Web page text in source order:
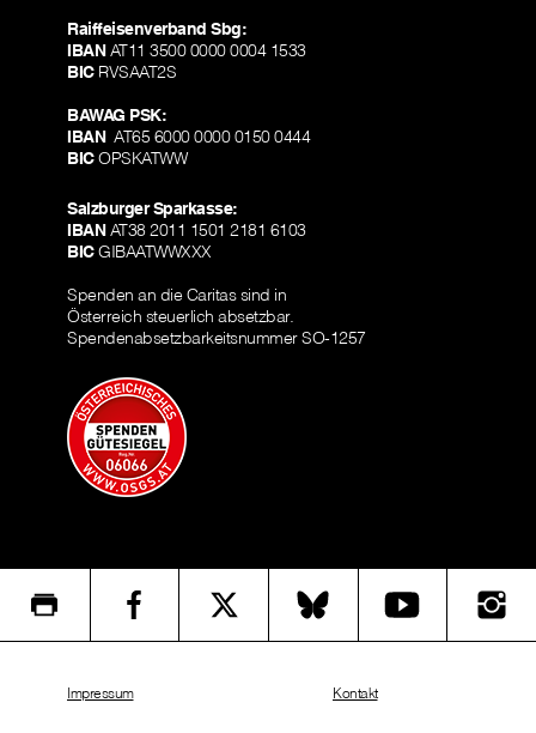
Raiffeisenverband Sbg:
IBANAT11 3500 0000 0004 1533
BICRVSAAT2S
BAWAG PSK:
IBANAT65 6000 0000 0150 0444
BICOPSKATWW
Salzburger Sparkasse:
IBANAT38 2011 1501 2181 6103
BICGIBAATWWXXX
Spenden an die Caritas sind in
Österreich steuerlich absetzbar.
Spendenabsetzbarkeitsnummer SO-1257
Impressum Kontakt